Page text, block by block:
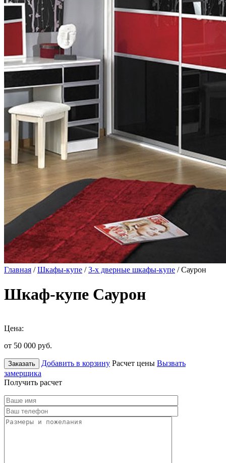
Главная /Шкафы-купе /3-х дверные шкафы-купе / Саурон
Шкаф-купе Саурон
Цена:
от 50 000 руб.
Заказать Добавить в корзину Расчет цены Вызвать
замерщика
Получить расчет